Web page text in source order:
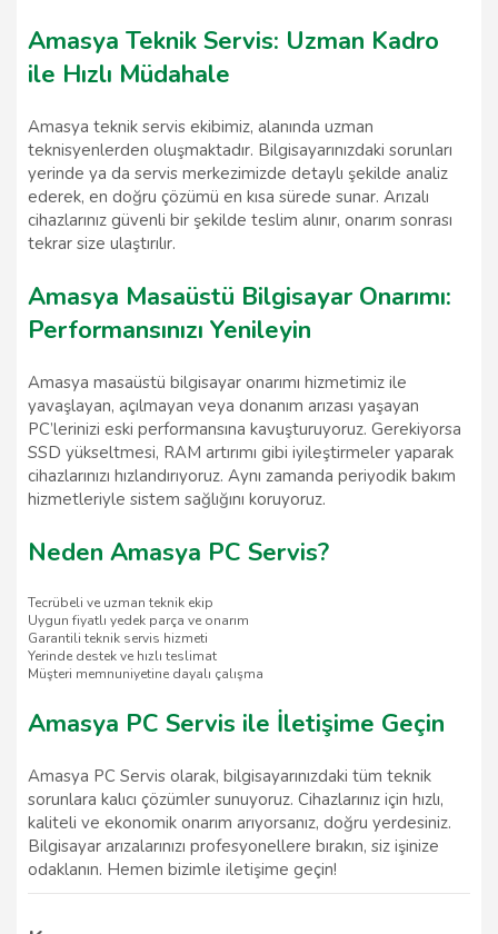
Amasya Teknik Servis: Uzman Kadro
ile Hızlı Müdahale
Amasya teknik servis ekibimiz, alanında uzman
teknisyenlerden oluşmaktadır. Bilgisayarınızdaki sorunları
yerinde ya da servis merkezimizde detaylı şekilde analiz
ederek, en doğru çözümü en kısa sürede sunar. Arızalı
cihazlarınız güvenli bir şekilde teslim alınır, onarım sonrası
tekrar size ulaştırılır.
Amasya Masaüstü Bilgisayar Onarımı:
Performansınızı Yenileyin
Amasya masaüstü bilgisayar onarımı hizmetimiz ile
yavaşlayan, açılmayan veya donanım arızası yaşayan
PC’lerinizi eski performansına kavuşturuyoruz. Gerekiyorsa
SSD yükseltmesi, RAM artırımı gibi iyileştirmeler yaparak
cihazlarınızı hızlandırıyoruz. Aynı zamanda periyodik bakım
hizmetleriyle sistem sağlığını koruyoruz.
Neden Amasya PC Servis?
Tecrübeli ve uzman teknik ekip
Uygun fiyatlı yedek parça ve onarım
Garantili teknik servis hizmeti
Yerinde destek ve hızlı teslimat
Müşteri memnuniyetine dayalı çalışma
Amasya PC Servis ile İletişime Geçin
Amasya PC Servis olarak, bilgisayarınızdaki tüm teknik
sorunlara kalıcı çözümler sunuyoruz. Cihazlarınız için hızlı,
kaliteli ve ekonomik onarım arıyorsanız, doğru yerdesiniz.
Bilgisayar arızalarınızı profesyonellere bırakın, siz işinize
odaklanın. Hemen bizimle iletişime geçin!